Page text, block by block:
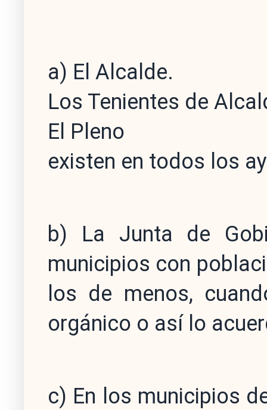
a) El Alcalde.
Los Tenientes de
El Pleno
existen en todos los
b) La Junta de
municipios con
los de menos,
orgánico o así lo
c) En los municipios